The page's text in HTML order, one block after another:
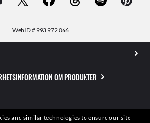
WebID # 993 972 066
OM PRODUKTER
and similar technologies to ensure our site